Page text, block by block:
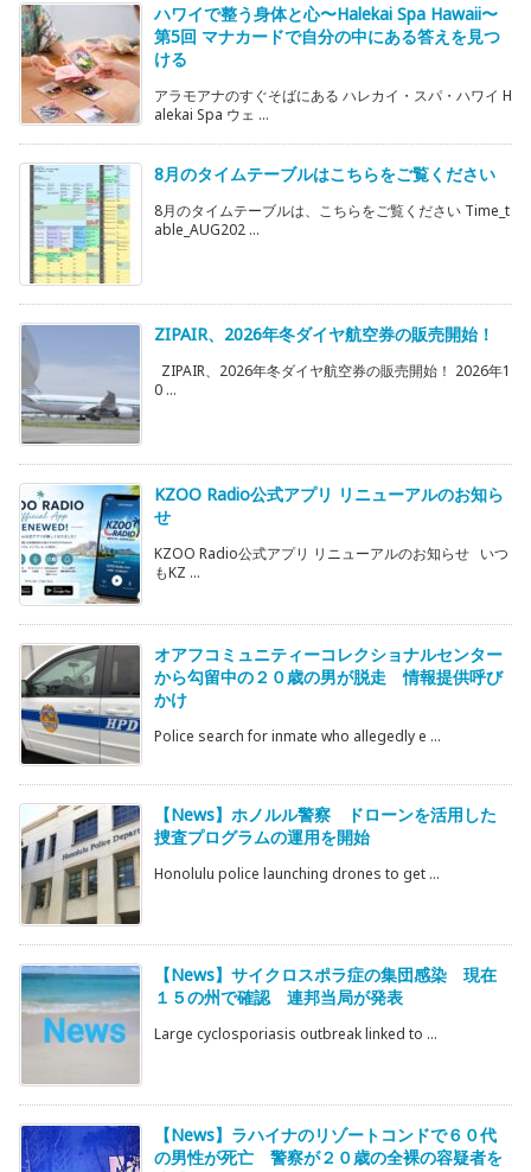
ハワイで整う身体と心〜Halekai Spa Hawaii〜
第5回 マナカードで自分の中にある答えを見つ
ける
アラモアナのすぐそばにある ハレカイ・スパ・ハワイ H
alekai Spa ウェ ...
8月のタイムテーブルはこちらをご覧ください
8月のタイムテーブルは、こちらをご覧ください Time_t
able_AUG202 ...
ZIPAIR、2026年冬ダイヤ航空券の販売開始！
ZIPAIR、2026年冬ダイヤ航空券の販売開始！ 2026年1
0 ...
KZOO Radio公式アプリ リニューアルのお知ら
せ
KZOO Radio公式アプリ リニューアルのお知らせ いつ
もKZ ...
オアフコミュニティーコレクショナルセンター
から勾留中の２０歳の男が脱走 情報提供呼び
かけ
Police search for inmate who allegedly e ...
【News】ホノルル警察 ドローンを活用した
捜査プログラムの運用を開始
Honolulu police launching drones to get ...
【News】サイクロスポラ症の集団感染 現在
１５の州で確認 連邦当局が発表
Large cyclosporiasis outbreak linked to ...
【News】ラハイナのリゾートコンドで６０代
の男性が死亡 警察が２０歳の全裸の容疑者を